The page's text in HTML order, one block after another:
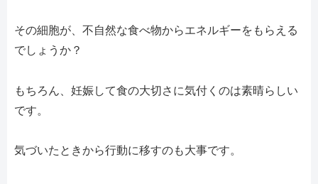
その細胞が、不自然な食べ物からエネルギーをもらえる
でしょうか？
もちろん、妊娠して食の大切さに気付くのは素晴らしい
です。
気づいたときから行動に移すのも大事です。